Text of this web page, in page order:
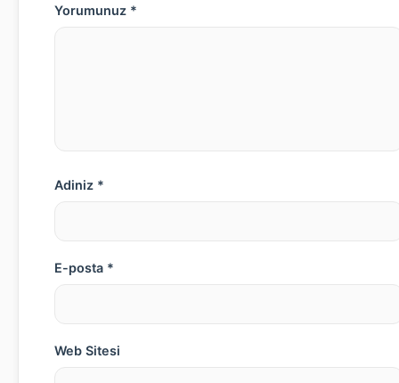
Yorumunuz *
Adiniz *
E-posta *
Web Sitesi